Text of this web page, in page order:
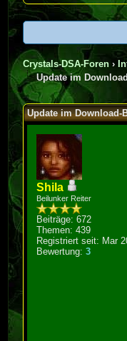
Crystals-DSA-Foren ›
Update im
Update im Download-
Shila
Beilunker Reiter
Beiträge: 672
Themen: 439
Registriert seit: Mar
Bewertung:3